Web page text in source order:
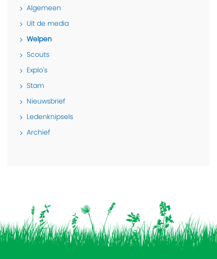
Algemeen
Uit de media
Welpen
Scouts
Explo's
Stam
Nieuwsbrief
Ledenknipsels
Archief